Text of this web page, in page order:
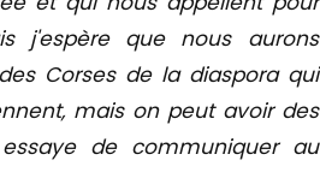
j'espère que nous aurons
Corses de la diaspora qui
mais on peut avoir des
de communiquer au